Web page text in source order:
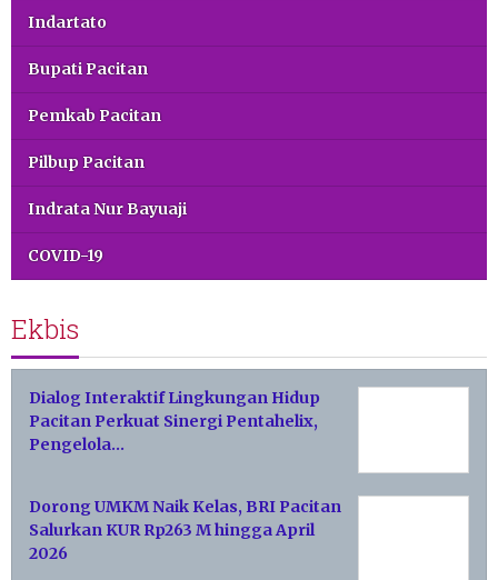
Indartato
Bupati Pacitan
Pemkab Pacitan
Pilbup Pacitan
Indrata Nur Bayuaji
COVID-19
Ekbis
Dialog Interaktif Lingkungan Hidup
Pacitan Perkuat Sinergi Pentahelix,
Pengelola…
Dorong UMKM Naik Kelas, BRI Pacitan
Salurkan KUR Rp263 M hingga April
2026